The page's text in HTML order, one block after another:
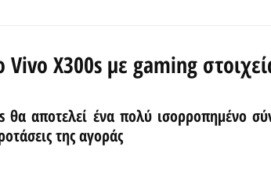
Vivo X300s με gaming
θα αποτελεί ένα πολύ ισορροπημένο
της αγοράς